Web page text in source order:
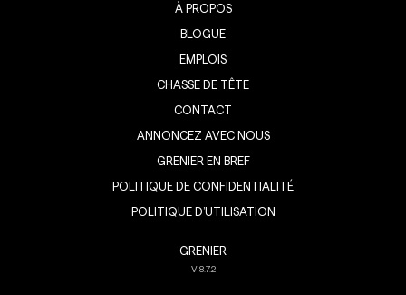
À PROPOS
BLOGUE
EMPLOIS
CHASSE DE TÊTE
CONTACT
ANNONCEZ AVEC NOUS
GRENIER EN BREF
POLITIQUE DE CONFIDENTIALITÉ
POLITIQUE D’UTILISATION
GRENIER
V8.7.2